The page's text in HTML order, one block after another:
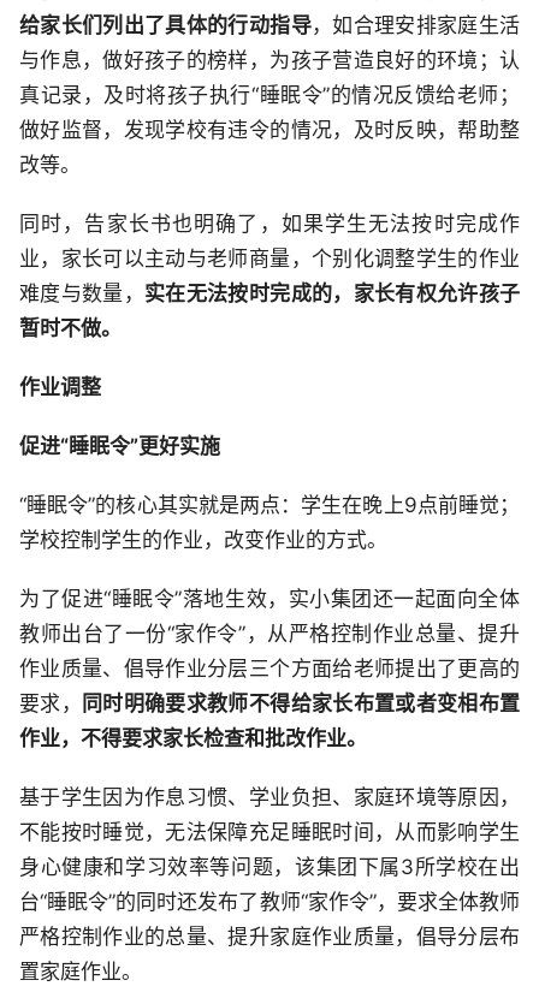
给家长们列出了具体的行动指导，如合理安排家庭生活
与作息，做好孩子的榜样，为孩子营造良好的环境；认
真记录，及时将孩子执行“睡眠令”的情况反馈给老师；
做好监督，发现学校有违令的情况，及时反映，帮助整
改等。
同时，告家长书也明确了，如果学生无法按时完成作
业，家长可以主动与老师商量，个别化调整学生的作业
难度与数量， 实在无法按时完成的，家长有权允许孩子
暂时不做。
作业调整
促进“睡眠令”更好实施
“睡眠令”的核心其实就是两点：学生在晚上9点前睡觉；
学校控制学生的作业，改变作业的方式。
为了促进“睡眠令”落地生效，实小集团还一起面向全体
教师出台了一份“家作令”，从严格控制作业总量、提升
作业质量、倡导作业分层三个方面给老师提出了更高的
要求，
同时明确要求教师不得给家长布置或者变相布置
作业，不得要求家长检查和批改作业。
基于学生因为作息习惯、学业负担、家庭环境等原因，
不能按时睡觉，无法保障充足睡眠时间，从而影响学生
身心健康和学习效率等问题，该集团下属3所学校在出
台“睡眠令”的同时还发布了教师“家作令”，要求全体教师
严格控制作业的总量、提升家庭作业质量，倡导分层布
置家庭作业。